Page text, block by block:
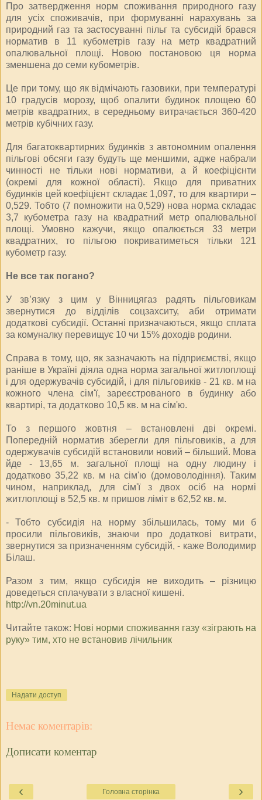
Про затвердження норм споживання природного газу
для усіх споживачів, при формуванні нарахувань за
природний газ та застосуванні пільг та субсидій брався
норматив в 11 кубометрів газу на метр квадратний
опалювальної площі. Новою постановою ця норма
зменшена до семи кубометрів.
Це при тому, що як відмічають газовики, при температурі
10 градусів морозу, щоб опалити будинок площею 60
метрів квадратних, в середньому витрачається 360-420
метрів кубічних газу.
Для багатоквартирних будинків з автономним опалення
пільгові обсяги газу будуть ще меншими, адже набрали
чинності не тільки нові нормативи, а й коефіцієнти
(окремі для кожної області). Якщо для приватних
будинків цей коефіцієнт складає 1,097, то для квартири –
0,529. Тобто (7 помножити на 0,529) нова норма складає
3,7 кубометра газу на квадратний метр опалювальної
площі. Умовно кажучи, якщо опалюється 33 метри
квадратних, то пільгою покриватиметься тільки 121
кубометр газу.
Не все так погано?
У зв’язку з цим у Вінницягаз радять пільговикам
звернутися до відділів соцзахситу, аби отримати
додаткові субсидії. Останні призначаються, якщо сплата
за комуналку перевищує 10 чи 15% доходів родини.
Справа в тому, що, як зазначають на підприємстві, якщо
раніше в Україні діяла одна норма загальної житлоплощі
і для одержувачів субсидій, і для пільговиків - 21 кв. м на
кожного члена сім'ї, зареєстрованого в будинку або
квартирі, та додатково 10,5 кв. м на сім'ю.
То з першого жовтня – встановлені дві окремі.
Попередній норматив зберегли для пільговиків, а для
одержувачів субсидій встановили новий – більший. Мова
йде - 13,65 м. загальної площі на одну людину і
додатково 35,22 кв. м на сім'ю (домоволодіння). Таким
чином, наприклад, для сім'ї з двох осіб на нормі
житлоплощі в 52,5 кв. м пришов ліміт в 62,52 кв. м.
- Тобто субсидія на норму збільшилась, тому ми б
просили пільговиків, знаючи про додаткові витрати,
звернутися за призначенням субсидій, - каже Володимир
Білаш.
Разом з тим, якщо субсидія не виходить – різницю
доведеться сплачувати з власної кишені.
http://vn.20minut.ua
Читайте також: Нові норми споживання газу «зіграють на
руку» тим, хто не встановив лічильник
Надати доступ
Немає коментарів:
Дописати коментар
‹ ›
Головна сторінка